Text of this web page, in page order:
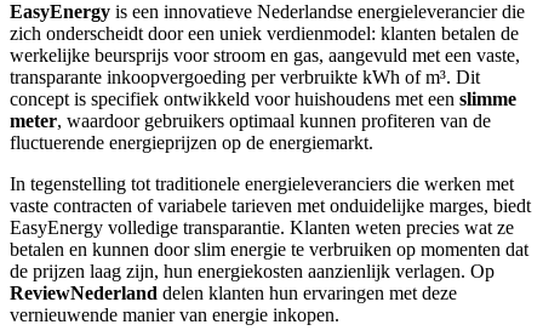
EasyEnergy is een innovatieve Nederlandse energieleverancier die
zich onderscheidt door een uniek verdienmodel: klanten betalen de
werkelijke beursprijs voor stroom en gas, aangevuld met een vaste,
transparante inkoopvergoeding per verbruikte kWh of m³. Dit
concept is specifiek ontwikkeld voor huishoudens met een slimme
meter, waardoor gebruikers optimaal kunnen profiteren van de
fluctuerende energieprijzen op de energiemarkt.
In tegenstelling tot traditionele energieleveranciers die werken met
vaste contracten of variabele tarieven met onduidelijke marges, biedt
EasyEnergy volledige transparantie. Klanten weten precies wat ze
betalen en kunnen door slim energie te verbruiken op momenten dat
de prijzen laag zijn, hun energiekosten aanzienlijk verlagen. Op
ReviewNederland delen klanten hun ervaringen met deze
vernieuwende manier van energie inkopen.